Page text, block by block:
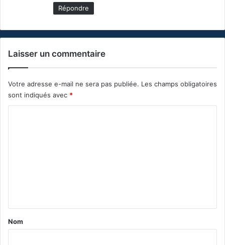
Répondre
Laisser un commentaire
Votre adresse e-mail ne sera pas publiée. Les champs obligatoires
sont indiqués avec *
a
Nom